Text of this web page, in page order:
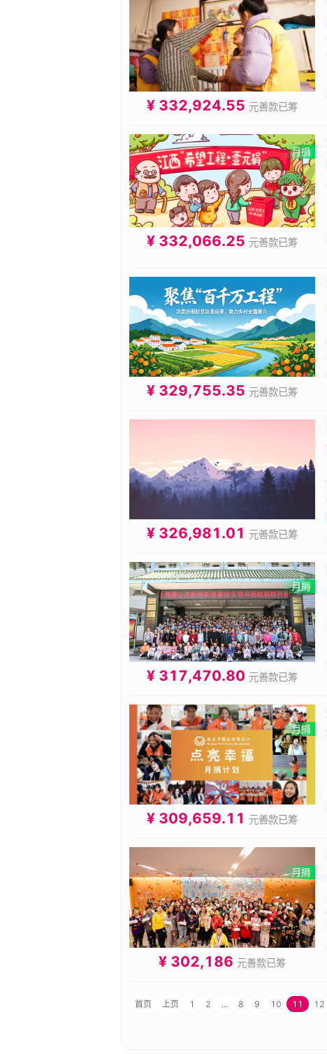
¥ 332,924.55 元善款已筹
¥ 332,066.25 元善款已筹
¥ 329,755.35 元善款已筹
¥ 326,981.01 元善款已筹
¥ 317,470.80 元善款已筹
¥ 309,659.11 元善款已筹
¥ 302,186 元善款已筹
首页 上页 1 2 ... 8 9 10 11 12